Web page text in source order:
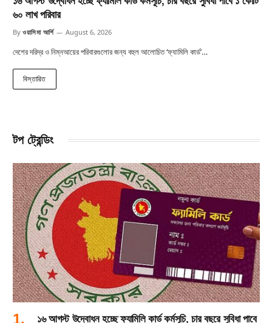
৬০ লাখ পরিবার
By ওয়াসিমা আর্শি August 6, 2026
দেশের দরিদ্র ও নিম্নআয়ের পরিবারগুলোর জন্য বহুল আলোচিত ‘ফ্যামিলি কার্ড’…
বিস্তারিত
টপ ট্রেন্ডিং
১৬ আগস্ট উদ্বোধন হচ্ছে ফ্যামিলি কার্ড কর্মসূচি, চার বছরে সুবিধা পাবে